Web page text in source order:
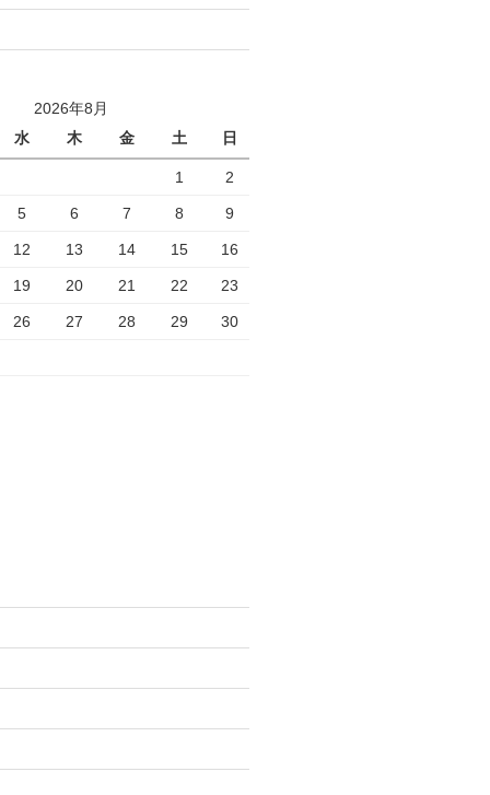
2026年8月
水
木 金 土 日
1 2
5 6 7 8 9
12 13 14 15 16
19 20 21 22 23
26 27 28 29 30